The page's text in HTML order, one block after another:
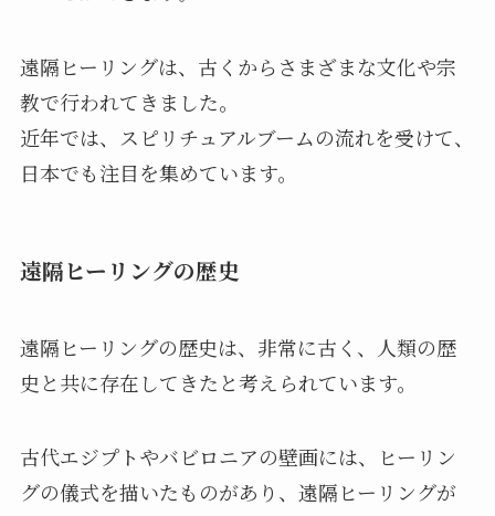
遠隔ヒーリングは、古くからさまざまな文化や宗
教で行われてきました。
近年では、スピリチュアルブームの流れを受けて、
日本でも注目を集めています。
遠隔ヒーリングの歴史
遠隔ヒーリングの歴史は、非常に古く、人類の歴
史と共に存在してきたと考えられています。
古代エジプトやバビロニアの壁画には、ヒーリン
グの儀式を描いたものがあり、遠隔ヒーリングが